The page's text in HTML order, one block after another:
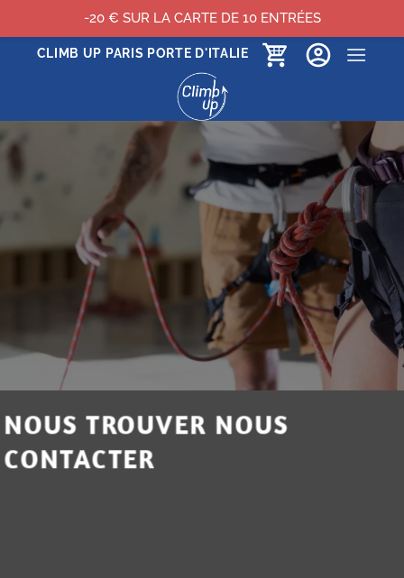
PasserCLIMB UP PARIS PORTE D'ITALIE
NOUS TROUVER NOUS
CONTACTER
-20 € SUR LA CARTE DE 10 ENTRÉES